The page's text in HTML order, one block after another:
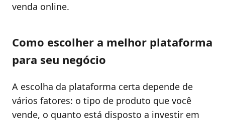
venda online.
Como escolher a melhor plataforma
para seu negócio
A escolha da plataforma certa depende de
vários fatores: o tipo de produto que você
vende, o quanto está disposto a investir em